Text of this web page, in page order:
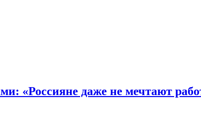
«Россияне даже не мечтают